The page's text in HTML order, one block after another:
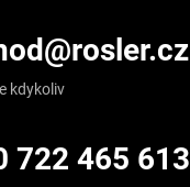
@rosler.cz
722 465 613